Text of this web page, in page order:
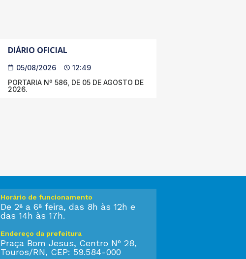
DIÁRIO OFICIAL
05/08/2026
12:49
PORTARIA Nº 586, DE 05 DE AGOSTO DE
2026.
Horário de funcionamento
De 2ª a 6ª feira, das 8h às 12h e
das 14h às 17h.
Endereço da prefeitura
Praça Bom Jesus, Centro Nº 28,
Touros/RN, CEP: 59.584-000